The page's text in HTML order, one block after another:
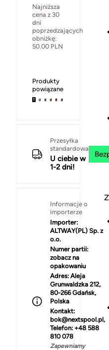
Najniższa
cena z 30
dni
poprzedzających
obniżkę:
50.00 PLN
Produkty
powiązane
Przesyłka
standardowa
U ciebie w
1-2 dni!
Informacje o
importerze
Importer:
ALTWAY(PL) Sp. z
o.o.
Numer partii:
zobacz na
opakowaniu
Adres: Aleja
Grunwaldzka 212,
80-266 Gdańsk,
Polska
Kontakt:
bok@nextspool.pl,
Telefon: +48 588
810 078
Zapewniamy